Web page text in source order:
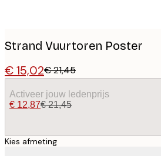
Strand Vuurtoren Poster
€ 15,02€ 21,45
Activeer jouw ledenprijs
€ 12,87€ 21,45
Kies afmeting